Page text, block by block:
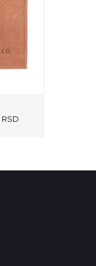
RSDPrice